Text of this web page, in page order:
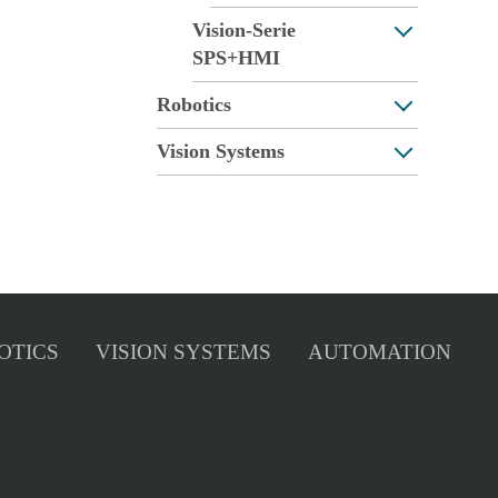
Vision-Serie
SPS+HMI
Robotics
Vision Systems
VISION SYSTEMS AUTOMATION